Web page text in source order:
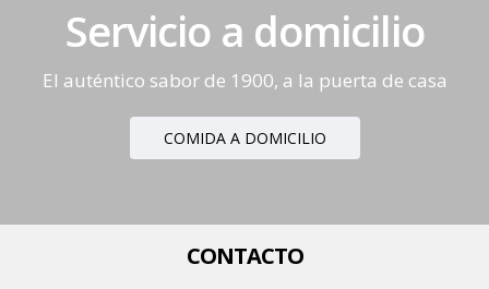
Servicio a domicilio
El auténtico sabor de 1900, a la puerta de casa
COMIDA A DOMICILIO
CONTACTO